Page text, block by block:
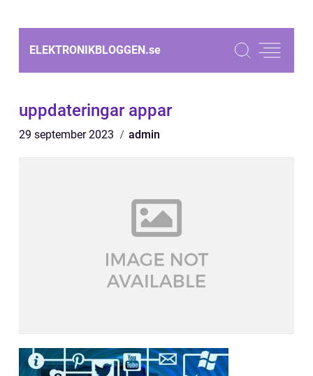
ELEKTRONIKBLOGGEN.se
uppdateringar appar
29 september 2023 admin